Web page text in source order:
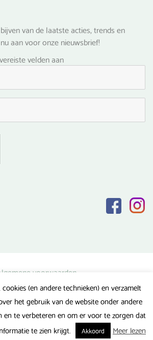
van de laatste acties, trends en
aan voor onze nieuwsbrief!
velden aan
voorwaarden
Privacy verklaring
Veel gestelde vragen
(en andere technieken) en verzamelt
het gebruik van de website onder andere
en te verbeteren en om er voor te zorgen dat
te zien krijgt.
Akkoord Meer lezen